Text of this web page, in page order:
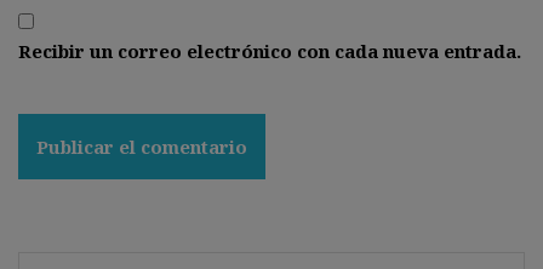
Recibir un correo electrónico con cada nueva entrada.